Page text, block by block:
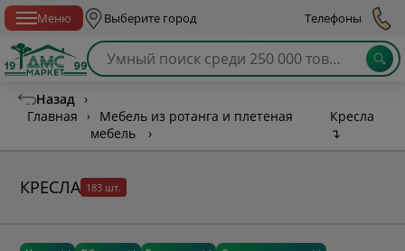
Меню Выберите город Телефоны
Назад ›
Главная
›
Мебель из ротанга и плетеная
мебель
›
Кресла
↴
КРЕСЛА 183 шт.